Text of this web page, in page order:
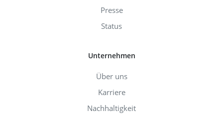
Presse
Status
Unternehmen
Über uns
Karriere
Nachhaltigkeit